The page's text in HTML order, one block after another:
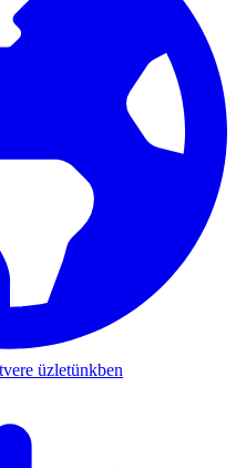
üzletünkben